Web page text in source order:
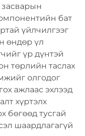
засварын
бат
үйлчилгээг
өндөр үл
үр дүнтэй
төрлийн таслах
олгодог
ажлаас эхлээд
хүртэлх
бөгөөд тусгай
шаардлагагүй